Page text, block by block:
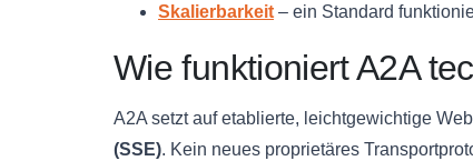
Skalierbarkeit – ein Standard
Wie funktioniert A2A
A2A setzt auf etablierte, leichtgewichtige
(SSE). Kein neues proprietäres